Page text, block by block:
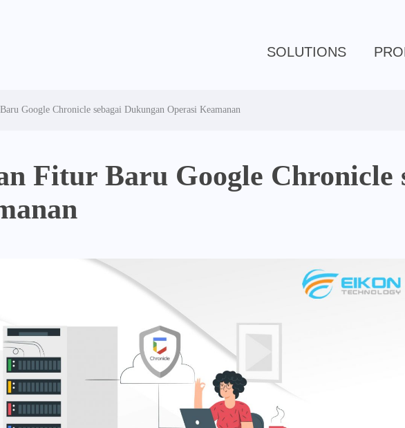
SOLUTIONS
Google Chronicle sebagai Dukungan Operasi Keamanan
Fitur Baru Google Chronicle